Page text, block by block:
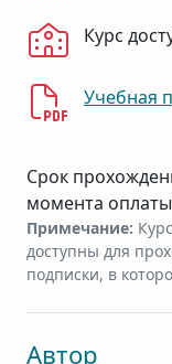
Курс
Учебная
Срок
момента
Примечание:
доступны для
подписки, в
Автор